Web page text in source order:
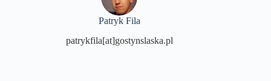
Patryk Fila
patrykfila[at]gostynslaska.pl